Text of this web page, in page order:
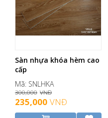
Sàn nhựa khóa hèm cao
cấp
Mã: SNLHKA
300,000 VNĐ
235,000 VNĐ